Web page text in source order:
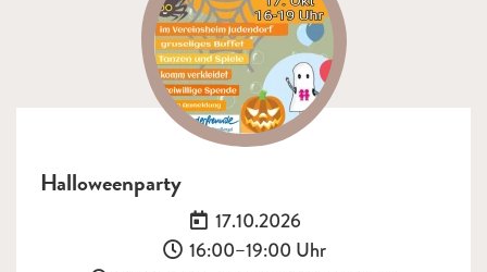
Halloweenparty
Datum:
17.10.2026
Uhrzeit:
16:00–19:00 Uhr